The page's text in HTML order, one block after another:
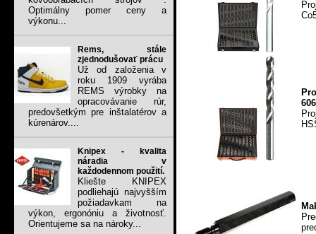
Optimálny pomer ceny a
výkonu...
Rems, stále
zjednodušovať prácu
Už od založenia v
roku 1909 vyrába
REMS výrobky na
opracovávanie rúr,
predovšetkým pre inštalatérov a
kúrenárov....
Knipex - kvalita
náradia v
každodennom použití.
Kliešte KNIPEX
podliehajú najvyšším
požiadavkam na
výkon, ergonóniu a životnosť.
Orientujeme sa na nároky...